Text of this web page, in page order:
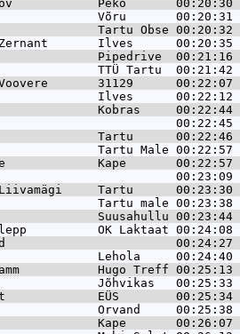
Peko       00:20:30
Võru       00:20:31
Tartu Obse 00:20:32
Zernant       Ilves      00:20:35
Pipedrive  00:21:16
TTÜ Tartu  00:21:42
31129      00:22:07
Ilves      00:22:12
Kobras     00:22:44
00:22:45
Tartu      00:22:46
Tartu Male 00:22:57
Kape       00:22:57
00:23:09
Liivamägi     Tartu      00:23:30
Tartu male 00:23:38
Suusahullu 00:23:44
OK Laktaat 00:24:08
00:24:27
Lehola     00:24:40
Hugo Treff 00:25:13
Jõhvikas   00:25:33
EÜS        00:25:34
Orvand     00:25:38
Kape       00:26:07